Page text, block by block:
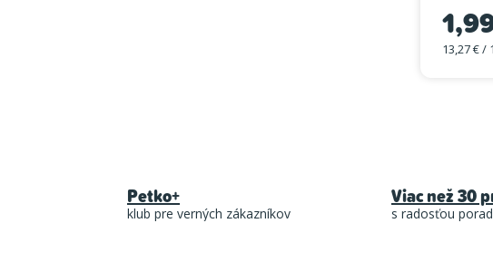
13,27 € /
Petko+
klub pre verných zákazníkov
Viac než 30
s radosťou